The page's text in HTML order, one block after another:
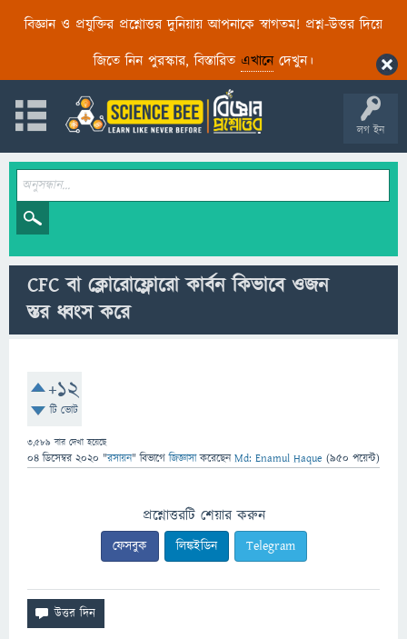
বিজ্ঞান ও প্রযুক্তির প্রশ্নোত্তর দুনিয়ায় আপনাকে স্বাগতম! প্রশ্ন-উত্তর দিয়ে
জিতে নিন পুরস্কার, বিস্তারিত এখানেদেখুন।
লগ ইন
CFC বা ক্লোরোফ্লোরো কার্বন কিভাবে ওজন
স্তর ধ্বংস করে
+12
টি ভোট
3,589 বার দেখা হয়েছে
04 ডিসেম্বর 2020 "রসায়ন" বিভাগে জিজ্ঞাসাকরেছেনMd: Enamul Haque (950 পয়েন্ট)
প্রশ্নোত্তরটি শেয়ার করুন
ফেসবুক লিঙ্কইডিন Telegram